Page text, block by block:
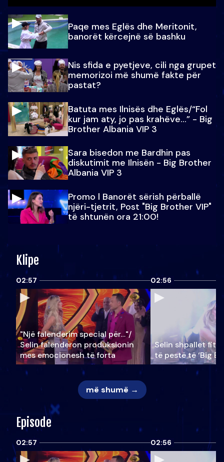
Paqe mes Eglës dhe Meritonit,
banorët kërcejnë së bashku
Nis sfida e pyetjeve, cili nga grupet
memorizoi më shumë fakte për
pastat?
Batuta mes Ilnisës dhe Eglës/“Fol
kur jam aty, jo pas krahëve…” - Big
Brother Albania VIP 3
Sara bisedon me Bardhin pas
diskutimit me Ilnisën - Big Brother
Albania VIP 3
Promo l Banorët sërish përballë
njëri-tjetrit, Post "Big Brother VIP"
të shtunën ora 21:00!
Klipe
02:57
"Një falenderim special për…"/
Selin falënderon produksionin
mes emocionesh të forta
02:56
Selin shpallet
të pestë të ‘Big
më shumë →
Episode
02:57 02:56